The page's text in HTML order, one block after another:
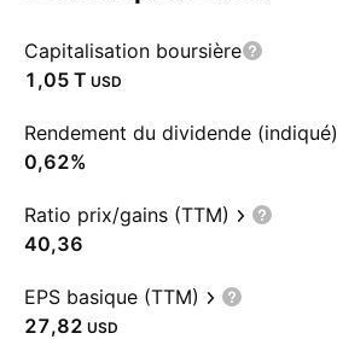
Capitalisation boursière
‪1,05 T‬ USD
Rendement du dividende (indiqué)
0,62%
Ratio prix/gains (TTM)
40,36
EPS basique (TTM)
27,82 USD